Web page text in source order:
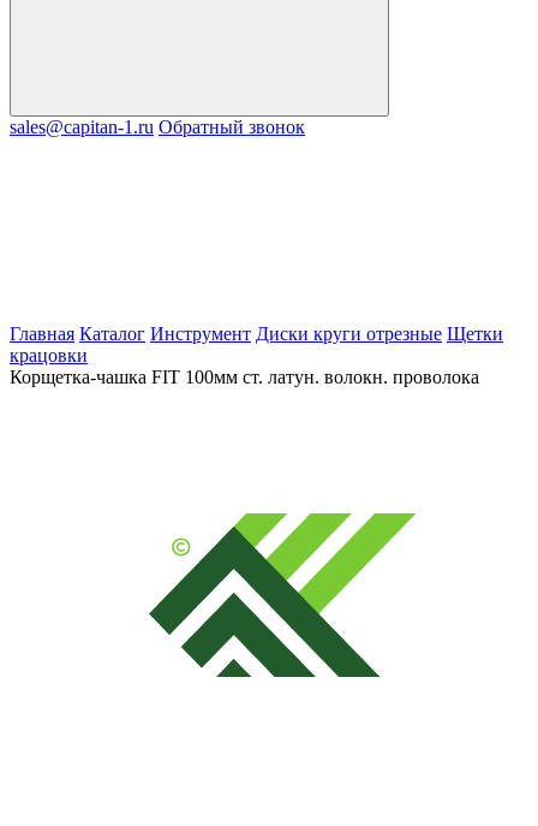
sales@capitan-1.ru Обратный звонок
Главная Каталог Инструмент Диски круги отрезные Щетки
крацовки
Корщетка-чашка FIT 100мм ст. латун. волокн. проволока